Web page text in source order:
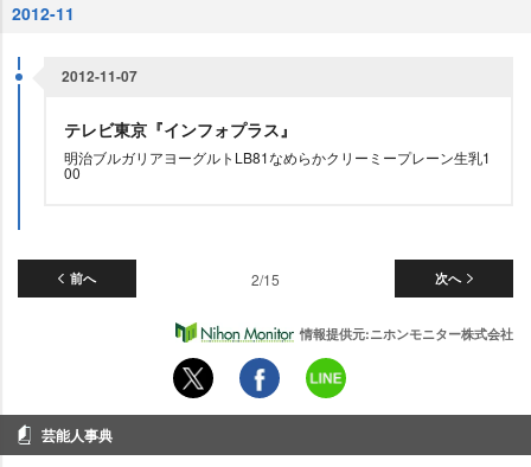
2012-11
2012-11-07
テレビ東京『インフォプラス』
明治ブルガリアヨーグルトLB81なめらかクリーミープレーン生乳1
00
前へ 次へ
2/15
情報提供元:ニホンモニター株式会社
芸能人事典